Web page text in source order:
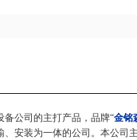
备公司的主打产品，品牌“金铭
、安装为一体的公司。本公司